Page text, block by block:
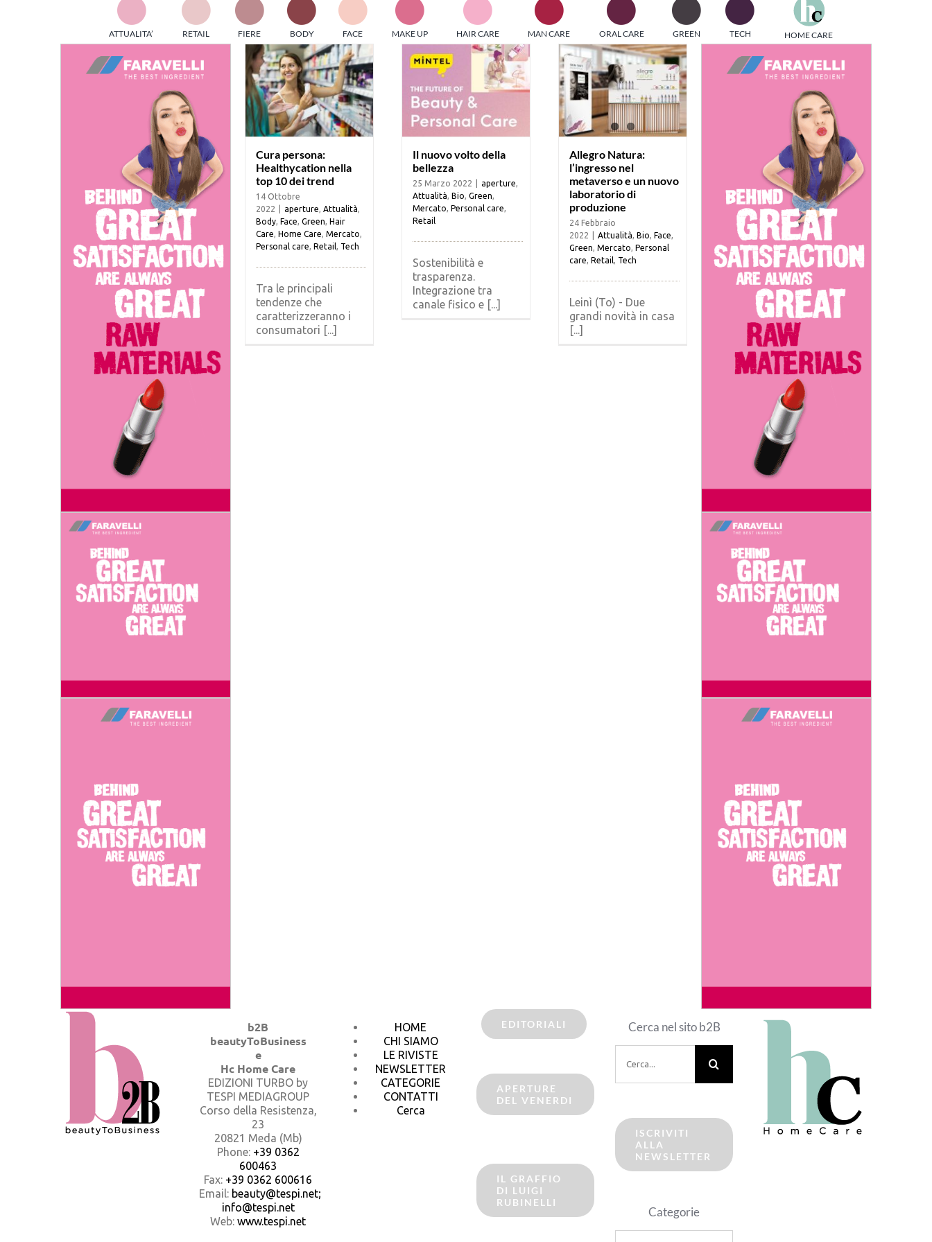
TESPI MEDIAGROUP racchiude un pool di società di comunicazione
ed editrici specializzate nell’informazione b2b. Edizioni Turbo, in
particolare, attraverso numerose riviste verticali, fornisce strumenti di
informazione che coinvolgono gli attori nei settori beauty, food,
technology, entertainment e sport.
Stay tuned!
LE RIVISTE
Scroll Down
ATTUALITA’ RETAIL FIERE BODY FACE MAKE UP HAIR CARE MAN CARE ORAL CARE GREEN TECH HOME CARE
Cura persona:
Healthycation nella
top 10 dei trend
Cura persona:
Healthycation nella
top 10 dei trend
14 Ottobre
2022
aperture Attualità
Body, Face Green Hair
Care Home Care Mercato
Personal care Retail Tech
Tra le principali
tendenze che
caratterizzeranno i
consumatori [...]
Il nuovo volto della
bellezza
25 Marzo 2022 aperture
Attualità Bio Green
Mercato Personal care
Retail
Sostenibilità e
trasparenza.
Integrazione tra
canale fisico e [...]
Allegro Natura:
l’ingresso nel
metaverso e un
nuovo laboratorio
Allegro Natura:
l’ingresso nel
metaverso e un nuovo
laboratorio di
produzione
24 Febbraio
2022
Attualità Bio Face
Green Mercato Personal
care Retail Tech
Leinì (To) - Due
grandi novità in casa
[...]
b2B
beautyToBusiness
e
Hc Home Care
EDIZIONI TURBO by
TESPI MEDIAGROUP
Corso della Resistenza,
23
20821 Meda (Mb)
Phone: +39 0362
600463
Fax: +39 0362 600616
Email: beauty@tespi.net;
info@tespi.net
Web: www.tespi.net
HOME
CHI SIAMO
LE RIVISTE
NEWSLETTER
CATEGORIE
CONTATTI
Cerca
EDITORIALI
APERTURE
DEL VENERDI
IL GRAFFIO
DI LUIGI
RUBINELLI
Cerca nel sito b2B
per:
ISCRIVITI
ALLA
NEWSLETTER
Categorie